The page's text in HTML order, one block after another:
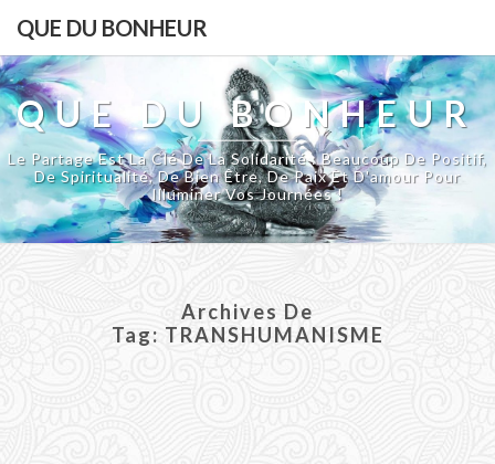
QUE DU BONHEUR
QUE DU BONHEUR
Le Partage Est La Clé De La Solidarité : Beaucoup De Positif,
De Spiritualité, De Bien Être, De Paix Et D'amour Pour
Illuminer Vos Journées !
Archives De
Tag: TRANSHUMANISME